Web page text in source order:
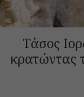
Tάσος
κρατώντας